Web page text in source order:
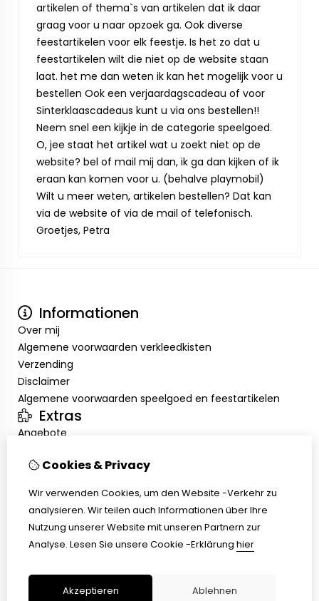
artikelen of thema`s van artikelen dat ik daar
graag voor u naar opzoek ga. Ook diverse
feestartikelen voor elk feestje. Is het zo dat u
feestartikelen wilt die niet op de website staan
laat. het me dan weten ik kan het mogelijk voor u
bestellen Ook een verjaardagscadeau of voor
Sinterklaascadeaus kunt u via ons bestellen!!
Neem snel een kijkje in de categorie speelgoed.
O, jee staat het artikel wat u zoekt niet op de
website? bel of mail mij dan, ik ga dan kijken of ik
eraan kan komen voor u. (behalve playmobil)
Wilt u meer weten, artikelen bestellen? Dat kan
via de website of via de mail of telefonisch.
Groetjes, Petra
Informationen
Over mij
Algemene voorwaarden verkleedkisten
Verzending
Disclaimer
Algemene voorwaarden speelgoed en feestartikelen
Extras
Angebote
Inloggen
Kundenservice
Retouren
Cookies & Privacy
Wir verwenden Cookies, um den Website -Verkehr zu
analysieren. Wir teilen auch Informationen über Ihre
Nutzung unserer Website mit unseren Partnern zur
Analyse. Lesen Sie unsere Cookie -Erklärung hier
Akzeptieren Ablehnen